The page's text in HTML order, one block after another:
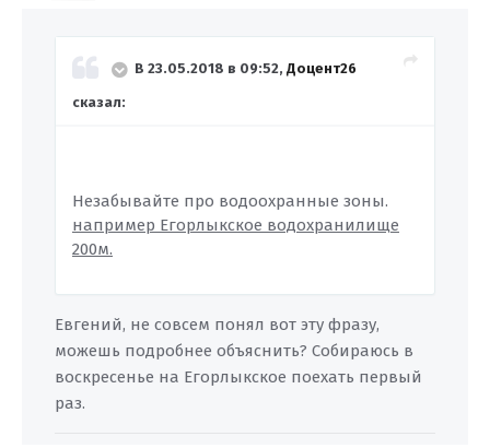
В 23.05.2018 в 09:52, Доцент26
сказал:
Незабывайте про водоохранные зоны.
например Егорлыкское водохранилище
200м.
Евгений, не совсем понял вот эту фразу,
можешь подробнее объяснить? Собираюсь в
воскресенье на Егорлыкское поехать первый
раз.